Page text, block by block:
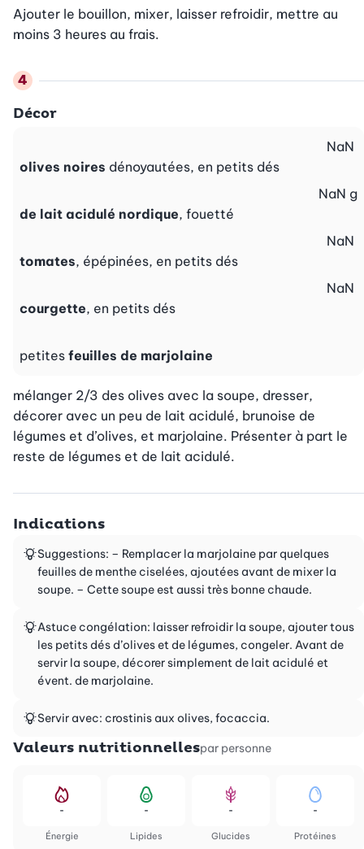
Ajouter le bouillon, mixer, laisser refroidir, mettre au
moins 3 heures au frais.
Décor
olives noires dénoyautées, en petits dés
NaN
de lait acidulé nordique, fouetté
NaN g
tomates, épépinées, en petits dés
NaN
courgette, en petits dés
NaN
petites feuilles de marjolaine
mélanger 2/3 des olives avec la soupe, dresser,
décorer avec un peu de lait acidulé, brunoise de
légumes et d’olives, et marjolaine. Présenter à part le
reste de légumes et de lait acidulé.
Indications
Suggestions: – Remplacer la marjolaine par quelques
feuilles de menthe ciselées, ajoutées avant de mixer la
soupe. – Cette soupe est aussi très bonne chaude.
Astuce congélation: laisser refroidir la soupe, ajouter tous
les petits dés d’olives et de légumes, congeler. Avant de
servir la soupe, décorer simplement de lait acidulé et
évent. de marjolaine.
Servir avec: crostinis aux olives, focaccia.
Valeurs nutritionnellespar personne
Énergie
-
Lipides
-
Glucides
-
Protéines
-